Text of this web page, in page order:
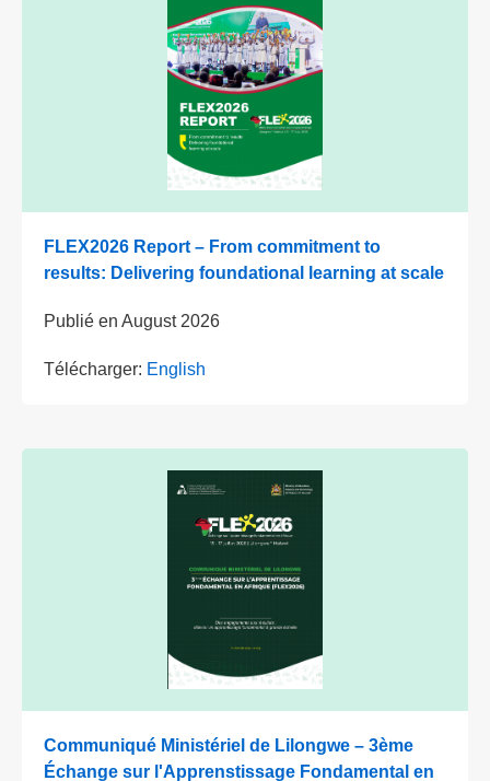
FLEX2026 Report – From commitment to
results: Delivering foundational learning at scale
Publié en August 2026
Télécharger: English
Communiqué Ministériel de Lilongwe – 3ème
Échange sur l'Apprenstissage Fondamental en